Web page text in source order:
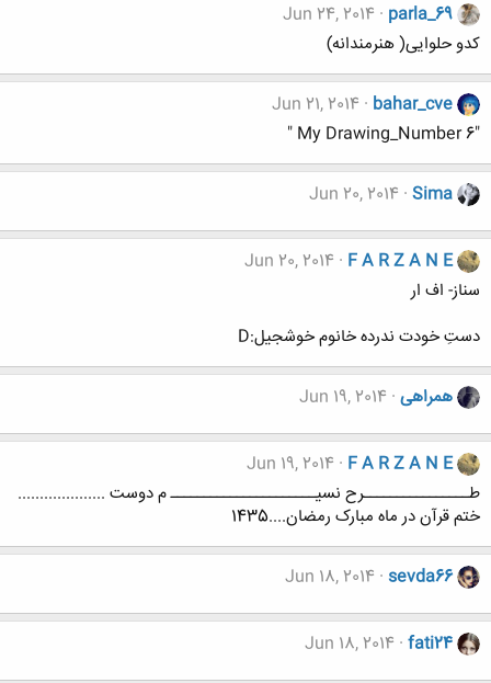
parla_69
Jun 24, 2014
کدو حلوایی( هنرمندانه)
bahar_cve
Jun 21, 2014
"My Drawing_Number 6 "
Sima
Jun 20, 2014
F A R Z A N E
Jun 20, 2014
سناز- اف ار
دستِ خودت ندرده خانوم خوشجیل:D
همراهی Jun 19, 2014
F A R Z A N E
Jun 19, 2014
طــــــــــــــــرح نسیــــــــــــــــــــــ م دوست ....................
ختم قرآن در ماه مبارک رمضان....1435
sevda66
Jun 18, 2014
fati24
Jun 18, 2014